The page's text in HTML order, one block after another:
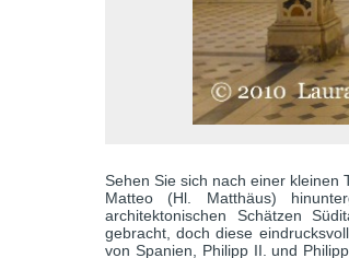
Sehen Sie sich nach einer kleinen
Matteo (Hl. Matthäus)
architektonischen Schätzen
gebracht, doch diese
von Spanien, Philipp II. und